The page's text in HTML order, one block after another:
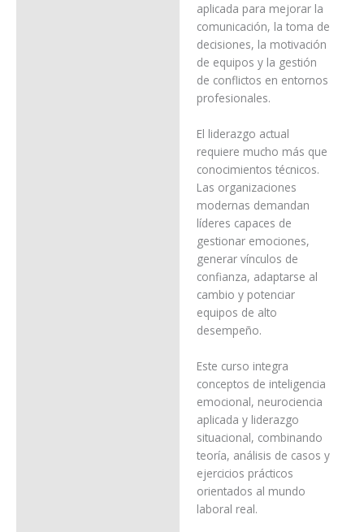
aplicada para mejorar la
comunicación, la toma de
decisiones, la motivación
de equipos y la gestión
de conflictos en entornos
profesionales.
El liderazgo actual
requiere mucho más que
conocimientos técnicos.
Las organizaciones
modernas demandan
líderes capaces de
gestionar emociones,
generar vínculos de
confianza, adaptarse al
cambio y potenciar
equipos de alto
desempeño.
Este curso integra
conceptos de inteligencia
emocional, neurociencia
aplicada y liderazgo
situacional, combinando
teoría, análisis de casos y
ejercicios prácticos
orientados al mundo
laboral real.